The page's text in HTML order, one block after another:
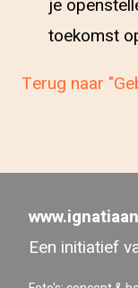
je
toekomst
Terug naar
Een initiatief